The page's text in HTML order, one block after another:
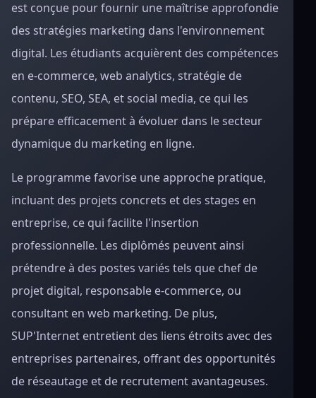
est conçue pour fournir une maîtrise approfondie
des stratégies marketing dans l'environnement
digital. Les étudiants acquièrent des compétences
en e-commerce, web analytics, stratégie de
contenu, SEO, SEA, et social media, ce qui les
prépare efficacement à évoluer dans le secteur
dynamique du marketing en ligne.
Le programme favorise une approche pratique,
incluant des projets concrets et des stages en
entreprise, ce qui facilite l'insertion
professionnelle. Les diplômés peuvent ainsi
prétendre à des postes variés tels que chef de
projet digital, responsable e-commerce, ou
consultant en web marketing. De plus,
SUP'Internet entretient des liens étroits avec des
entreprises partenaires, offrant des opportunités
de réseautage et de recrutement avantageuses.